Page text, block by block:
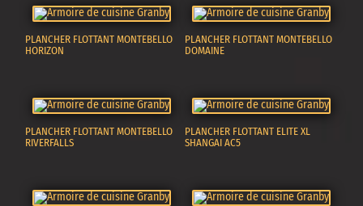
PLANCHER FLOTTANT MONTEBELLO
HORIZON
PLANCHER FLOTTANT MONTEBELLO
DOMAINE
PLANCHER FLOTTANT MONTEBELLO
RIVERFALLS
PLANCHER FLOTTANT ELITE XL
SHANGAI AC5